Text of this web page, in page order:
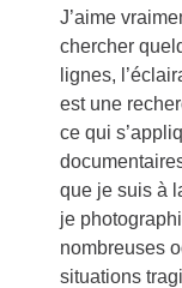
J’aime
chercher
lignes,
est une
ce qui
que je suis à
je
nombreuses
situations